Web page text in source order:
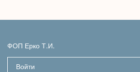
ФОП Ерко Т.И.
Войти